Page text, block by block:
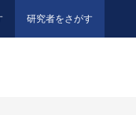
研究者をさがす